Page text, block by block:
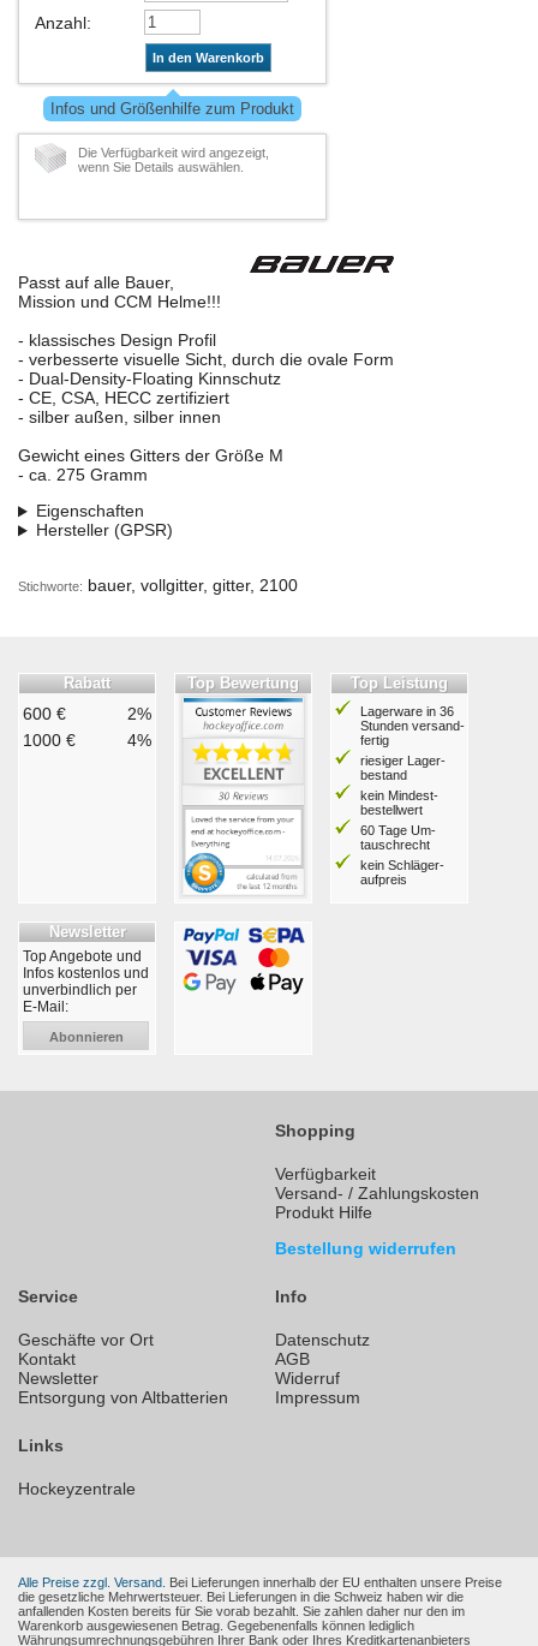
Anzahl:
In den Warenkorb
Infos und Größenhilfe zum Produkt
Die Verfügbarkeit wird angezeigt,
wenn Sie Details auswählen.
Passt auf alle Bauer,
Mission und CCM Helme!!!
- klassisches Design Profil
- verbesserte visuelle Sicht, durch die ovale Form
- Dual-Density-Floating Kinnschutz
- CE, CSA, HECC zertifiziert
- silber außen, silber innen
Gewicht eines Gitters der Größe M
- ca. 275 Gramm
Eigenschaften
Hersteller (GPSR)
Stichworte: bauer, vollgitter, gitter, 2100
Rabatt
600 €
2%
1000 €
4%
Top Bewertung Top Leistung
Lagerware in 36
Stunden ver­sand­
fertig
riesiger Lager­
bestand
kein Mindest­
bestell­wert
60 Tage Um­
tausch­recht
kein Schläger­
aufpreis
Newsletter
Top Angebote und
Infos kostenlos und
unverbindlich per
E-Mail:
Abonnieren
Shopping
Verfügbarkeit
Versand- / Zahlungskosten
Produkt Hilfe
Bestellung widerrufen
Service
Geschäfte vor Ort
Kontakt
Newsletter
Entsorgung von Altbatterien
Info
Datenschutz
AGB
Widerruf
Impressum
Links
Hockeyzentrale
Alle Preise zzgl. Versand. Bei Lieferungen innerhalb der EU enthalten unsere Preise
die gesetzliche Mehrwertsteuer. Bei Lieferungen in die Schweiz haben wir die
anfallenden Kosten bereits für Sie vorab bezahlt. Sie zahlen daher nur den im
Warenkorb ausgewiesenen Betrag. Gegebenenfalls können lediglich
Währungsumrechnungsgebühren Ihrer Bank oder Ihres Kreditkartenanbieters